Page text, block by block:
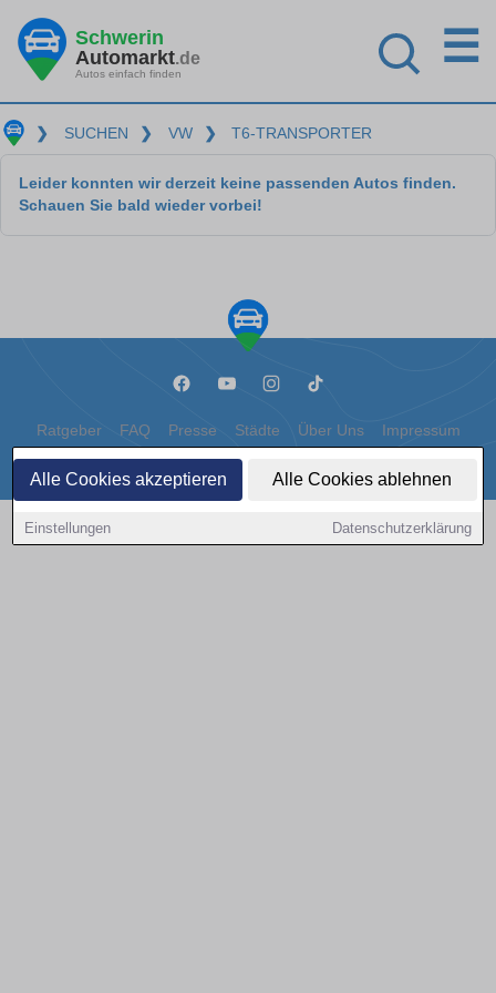
Alle Cookies akzeptieren Alle Cookies ablehnen
Einstellungen Datenschutzerklärung
Schwerin
Automarkt.de
Autos einfach finden
☰
❯ SUCHEN ❯ VW ❯ T6-TRANSPORTER
Leider konnten wir derzeit keine passenden Autos finden.
Schauen Sie bald wieder vorbei!
Ratgeber FAQ Presse Städte Über Uns Impressum
Datenschutz Cookies
Copyright © 2000 - 2026 | 1A Infosysteme GmbH | Content by: 1a-sites-autos